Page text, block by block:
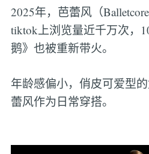
2025年，芭蕾风（
tiktok上浏览量近千万次，
鹅》也被重新带火。
年龄感偏小，俏皮可爱型
蕾风作为日常穿搭。